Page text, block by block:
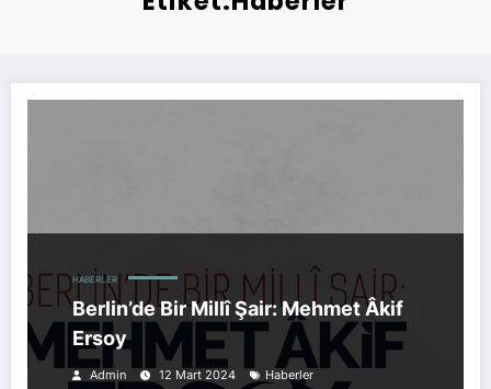
HABERLER
Berlin’de Bir Millî Şair: Mehmet Âkif
Ersoy
Admin 12 Mart 2024 Haberler